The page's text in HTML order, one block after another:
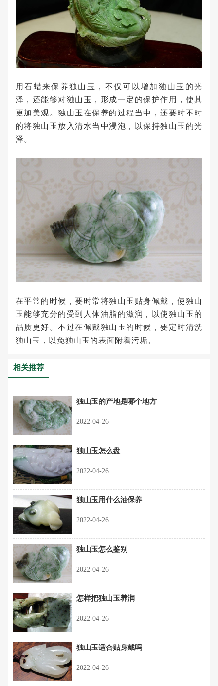
用石蜡来保养独山玉，不仅可以增加独山玉的光
泽，还能够对独山玉，形成一定的保护作用，使其
更加美观。独山玉在保养的过程当中，还要时不时
的将独山玉放入清水当中浸泡，以保持独山玉的光
泽。
在平常的时候，要时常将独山玉贴身佩戴，使独山
玉能够充分的受到人体油脂的滋润，以使独山玉的
品质更好。不过在佩戴独山玉的时候，要定时清洗
独山玉，以免独山玉的表面附着污垢。
相关推荐
独山玉的产地是哪个地方
2022-04-26
独山玉怎么盘
2022-04-26
独山玉用什么油保养
2022-04-26
独山玉怎么鉴别
2022-04-26
怎样把独山玉养润
2022-04-26
独山玉适合贴身戴吗
2022-04-26